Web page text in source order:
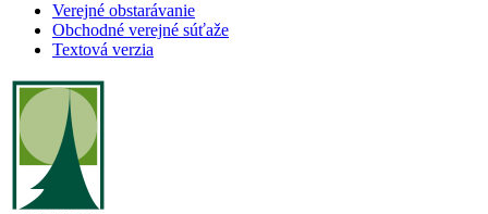
Verejné obstarávanie
Obchodné verejné súťaže
Textová verzia